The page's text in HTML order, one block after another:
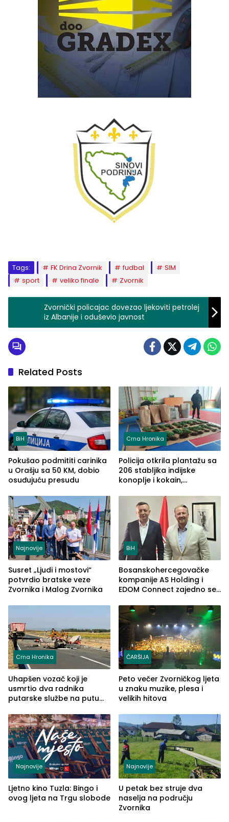
Tags: FK Drina Zvornik fudbal
SIM
sport
veliko finale Zvornik
Zvornički policajac dovezao ljekoviti petrolej
iz Albanije i oduševio javnost
Related Posts
BiH
Pokušao podmititi carinika
u Orašju sa 50 KM, dobio
osuđujuću presudu
Crna Hronika
Policija otkrila plantažu sa
206 stabljika indijske
konoplje i kokain,
(FOTO)
Najnovije
Susret „Ljudi i mostovi“
potvrdio bratske veze
Zvornika i Malog Zvornika
BiH
Bosanskohercegovačke
kompanije AS Holding i
EDOM Connect zajedno se
Crna Hronika
Uhapšen vozač koji je
usmrtio dva radnika
putarske službe na putu
(FOTO)
ČARŠIJA
Peto večer Zvorničkog ljeta
u znaku muzike, plesa i
velikih hitova
Najnovije
Ljetno kino Tuzla: Bingo i
ovog ljeta na Trgu slobode
Najnovije
U petak bez struje dva
naselja na području
Zvornika